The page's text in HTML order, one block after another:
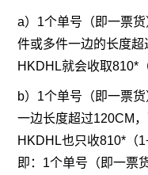
a）1个单号（即一票
件或多件一边的长度超
HKDHL就会收取810*
b）1个单号（即一票
一边长度超过120CM
HKDHL也只收810*（
即：1个单号（即一票